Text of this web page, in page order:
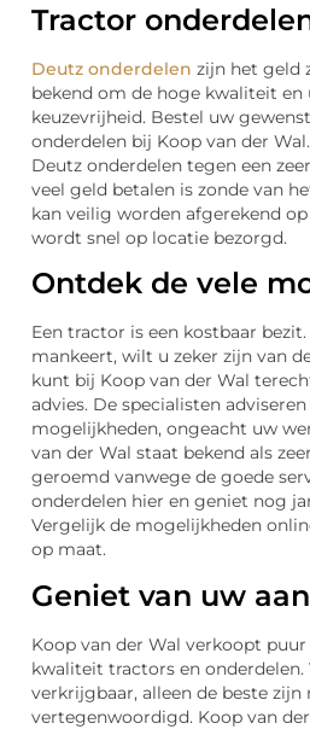
Tractor
Deutz onderdelen zijn het geld
bekend om de hoge kwaliteit en
keuzevrijheid. Bestel uw
onderdelen bij Koop van der
Deutz onderdelen tegen een
veel geld betalen is zonde van
kan veilig worden afgerekend
wordt snel op locatie bezorgd.
Ontdek de vele
Een tractor is een kostbaar
mankeert, wilt u zeker zijn van
kunt bij Koop van der Wal
advies. De specialisten
mogelijkheden, ongeacht uw
van der Wal staat bekend als
geroemd vanwege de goede
onderdelen hier en geniet nog
Vergelijk de mogelijkheden
op maat.
Geniet van uw
Koop van der Wal verkoopt
kwaliteit tractors en onderdelen.
verkrijgbaar, alleen de beste
vertegenwoordigd. Koop van